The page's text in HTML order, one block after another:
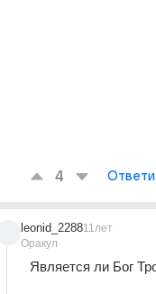
4
leonid_2288
Оракул
11лет
Является ли Бог